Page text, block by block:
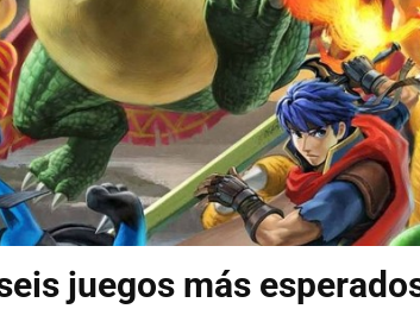
juegos más